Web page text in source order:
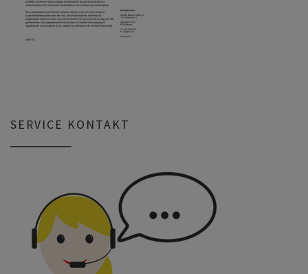
SERVICE KONTAKT